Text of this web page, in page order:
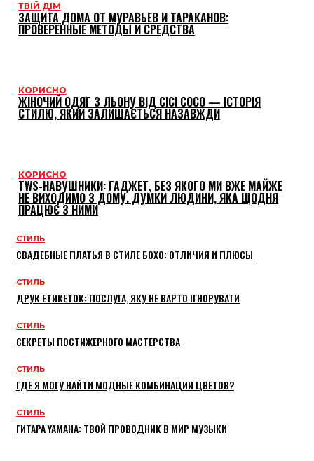
ТВІЙ ДІМ
ЗАЩИТА ДОМА ОТ МУРАВЬЕВ И ТАРАКАНОВ:
ПРОВЕРЕННЫЕ МЕТОДЫ И СРЕДСТВА
КОРИСНО
ЖІНОЧИЙ ОДЯГ З ЛЬОНУ ВІД CICI COCO — ІСТОРІЯ
СТИЛЮ, ЯКИЙ ЗАЛИШАЄТЬСЯ НАЗАВЖДИ
КОРИСНО
TWS-НАВУШНИКИ: ГАДЖЕТ, БЕЗ ЯКОГО МИ ВЖЕ МАЙЖЕ
НЕ ВИХОДИМО З ДОМУ. ДУМКИ ЛЮДИНИ, ЯКА ЩОДНЯ
ПРАЦЮЄ З НИМИ
СТИЛЬ
СВАДЕБНЫЕ ПЛАТЬЯ В СТИЛЕ БОХО: ОТЛИЧИЯ И ПЛЮСЫ
СТИЛЬ
ДРУК ЕТИКЕТОК: ПОСЛУГА, ЯКУ НЕ ВАРТО ІГНОРУВАТИ
СТИЛЬ
СЕКРЕТЫ ПОСТИЖЕРНОГО МАСТЕРСТВА
СТИЛЬ
ГДЕ Я МОГУ НАЙТИ МОДНЫЕ КОМБИНАЦИИ ЦВЕТОВ?
СТИЛЬ
ГИТАРА YAMAHA: ТВОЙ ПРОВОДНИК В МИР МУЗЫКИ